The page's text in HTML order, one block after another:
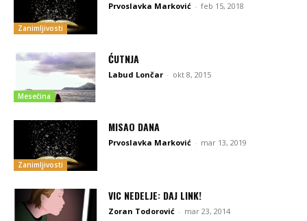
Zanimljivosti
Prvoslavka Marković - feb 15, 2018
Mesečina
ĆUTNJA
Labud Lončar - okt 8, 2015
Zanimljivosti
MISAO DANA
Prvoslavka Marković - mar 13, 2019
VIC NEDELJE: DAJ LINK!
Zoran Todorović - mar 23, 2014